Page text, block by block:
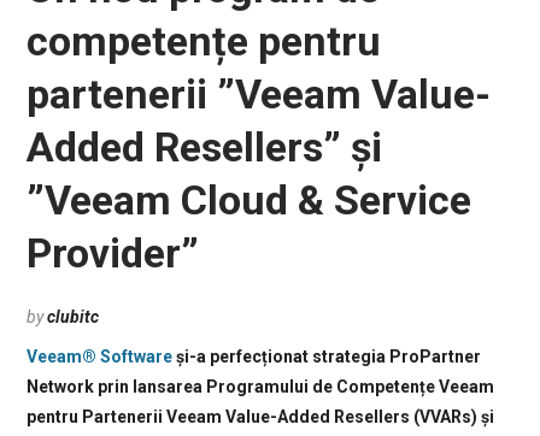
competențe pentru
partenerii ”Veeam Value-
Added Resellers” și
”Veeam Cloud & Service
Provider”
byclubitc
Veeam® Softwareși-a perfecționat strategia ProPartner
Network prin lansarea Programului de Competențe Veeam
pentru Partenerii Veeam Value-Added Resellers (VVARs) și